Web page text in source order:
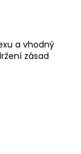
a vhodný
zásad